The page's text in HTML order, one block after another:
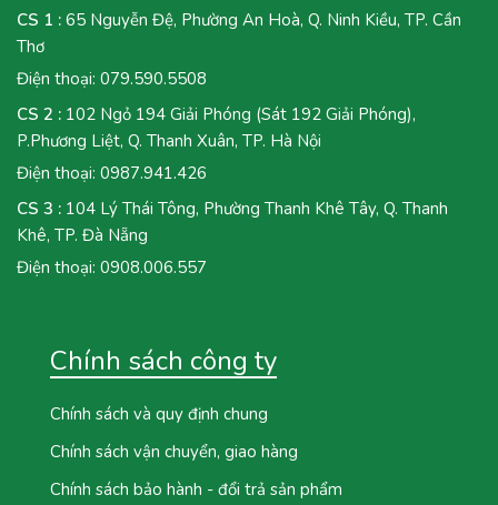
CS 1 : 65 Nguyễn Đệ, Phường An Hoà, Q. Ninh Kiều, TP. Cần
Thơ
Điện thoại: 079.590.5508
CS 2 : 102 Ngỏ 194 Giải Phóng (Sát 192 Giải Phóng),
P.Phương Liệt, Q. Thanh Xuân, TP. Hà Nội
Điện thoại: 0987.941.426
CS 3 : 104 Lý Thái Tông, Phường Thanh Khê Tây, Q. Thanh
Khê, TP. Đà Nẵng
Điện thoại: 0908.006.557
Chính sách công ty
Chính sách và quy định chung
Chính sách vận chuyển, giao hàng
Chính sách bảo hành - đổi trả sản phẩm